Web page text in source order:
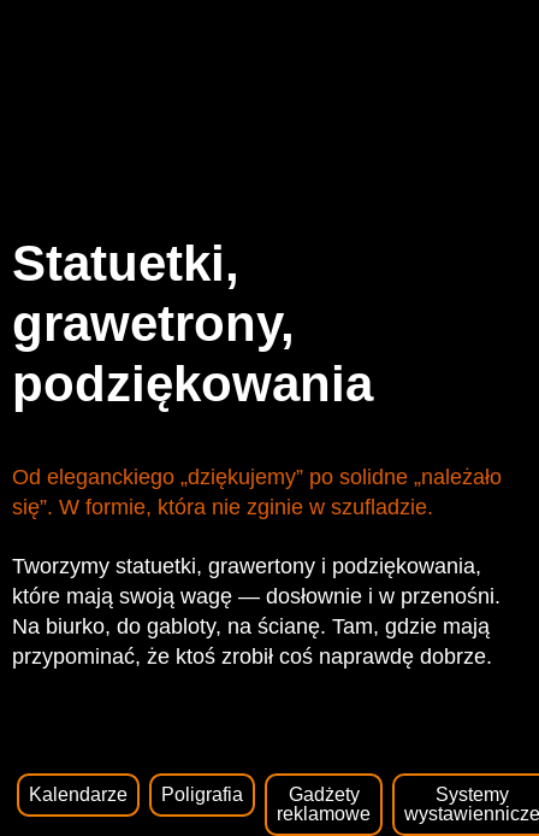
Statuetki,
grawetrony,
podziękowania
Od eleganckiego „dziękujemy” po solidne „należało
się”. W formie, która nie zginie w szufladzie.
Tworzymy statuetki, grawertony i podziękowania,
które mają swoją wagę — dosłownie i w przenośni.
Na biurko, do gabloty, na ścianę. Tam, gdzie mają
przypominać, że ktoś zrobił coś naprawdę dobrze.
Kalendarze Poligrafia
Gadżety
reklamowe
Systemy
wystawiennicze